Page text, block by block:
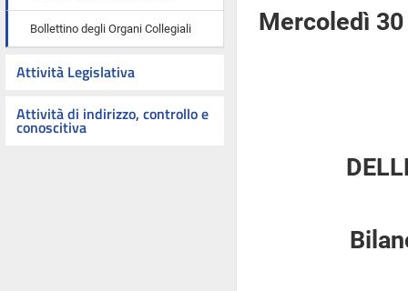
Bollettino degli Organi Collegiali
Attività Legislativa
Attività di indirizzo, controllo e
conoscitiva
Mercoledì